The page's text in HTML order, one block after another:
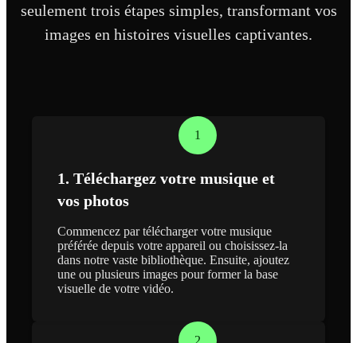
seulement trois étapes simples, transformant vos
images en histoires visuelles captivantes.
1
1. Téléchargez votre musique et
vos photos
Commencez par télécharger votre musique
préférée depuis votre appareil ou choisissez-la
dans notre vaste bibliothèque. Ensuite, ajoutez
une ou plusieurs images pour former la base
visuelle de votre vidéo.
2